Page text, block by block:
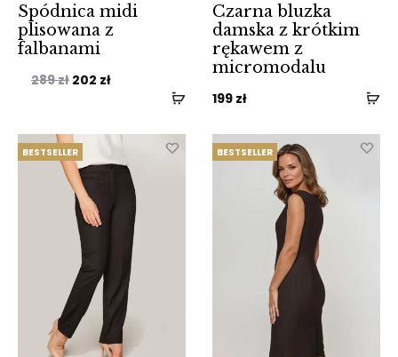
Spódnica midi
plisowana z
falbanami
289zł Pierwotna
wynosiła:
289 zł.
202 złAktualna
wynosi:
202 zł.
Czarna bluzka
damska z krótkim
rękawem z
micromodalu
199 zł
BESTSELLER BESTSELLER